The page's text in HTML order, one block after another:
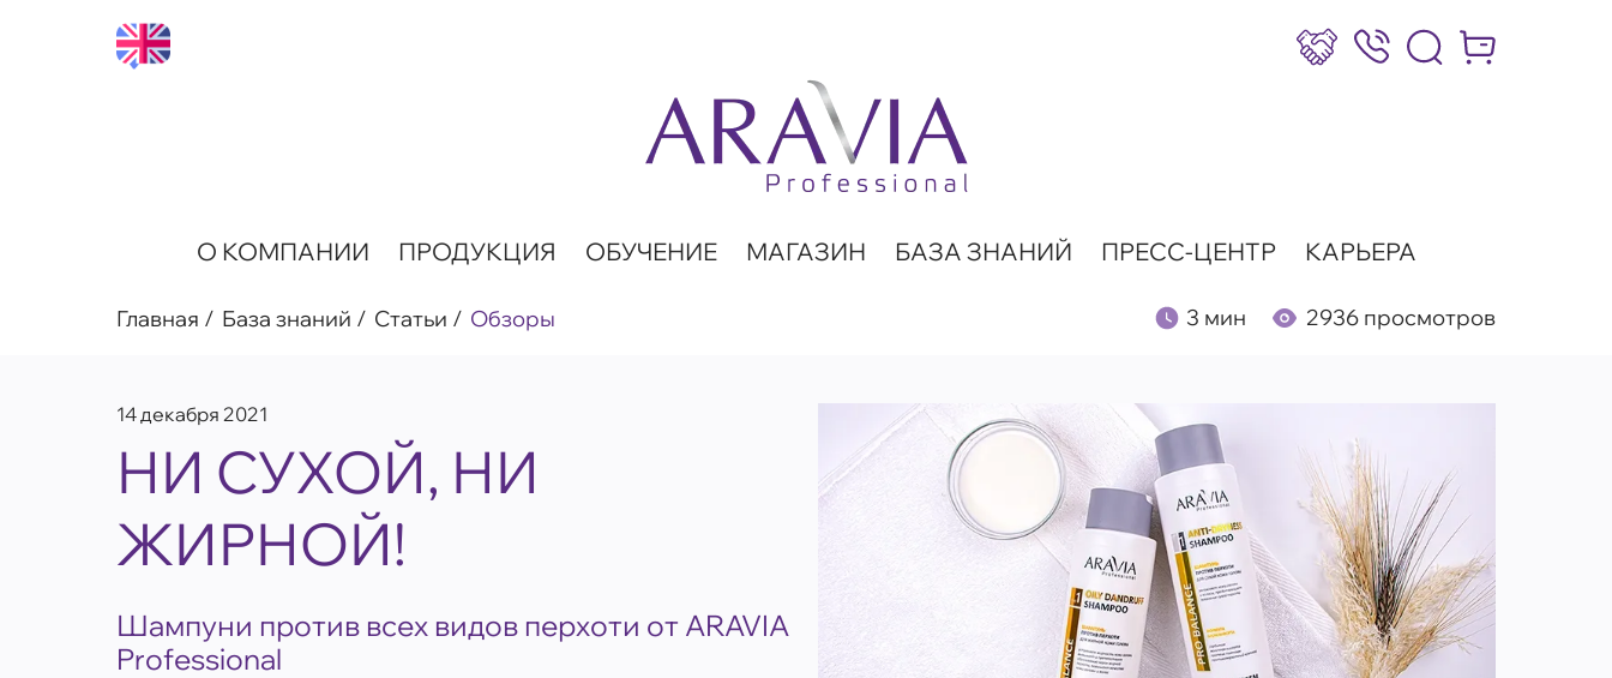
Сотрудничество
8 (800) 777-17-39
Интернет-
О КОМПАНИИ ПРОДУКЦИЯ ОБУЧЕНИЕ МАГАЗИН БАЗА ЗНАНИЙ ПРЕСС-ЦЕНТР КАРЬЕРА
Главная База знаний Статьи Обзоры 3 мин 2936 просмотров
14 декабря 2021
НИ СУХОЙ, НИ
ЖИРНОЙ!
Шампуни против всех видов перхоти от ARAVIA
Professional